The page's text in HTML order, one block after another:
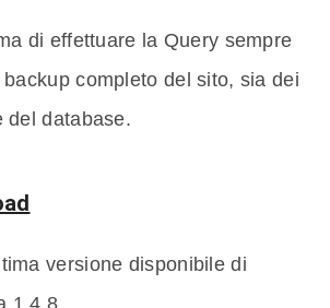
di effettuare la Query sempre
completo del sito, sia dei
del database.
versione disponibile di
1.4.8.